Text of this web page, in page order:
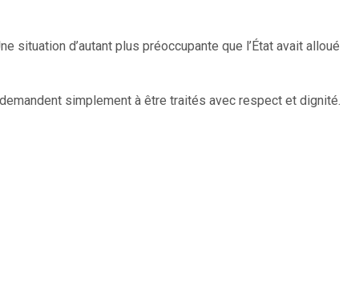
situation d’autant plus préoccupante que l’État avait alloué
simplement à être traités avec respect et dignité.